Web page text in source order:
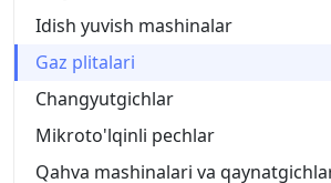
Idish yuvish mashinalar
Gaz plitalari
Changyutgichlar
Mikroto'lqinli pechlar
Qahva mashinalari va